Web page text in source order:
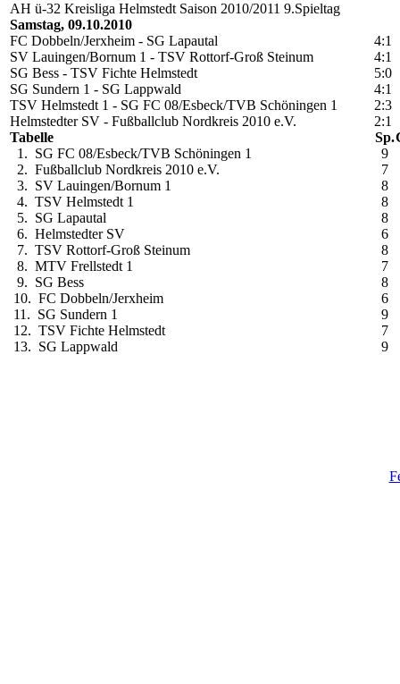
AH ü-32 Kreisliga Helmstedt Saison 2010/2011 9.Spieltag
Samstag, 09.10.2010
FC Dobbeln/Jerxheim - SG Lapautal
4:1
SV Lauingen/Bornum 1 - TSV Rottorf-Groß Steinum
4:1
SG Bess - TSV Fichte Helmstedt
5:0
SG Sundern 1 - SG Lappwald
4:1
TSV Helmstedt 1 - SG FC 08/Esbeck/TVB Schöningen 1
2:3
Helmstedter SV - Fußballclub Nordkreis 2010 e.V.
2:1
Tabelle
Sp.
1. SG FC 08/Esbeck/TVB Schöningen 1
9
2. Fußballclub Nordkreis 2010 e.V.
7
3. SV Lauingen/Bornum 1
8
4. TSV Helmstedt 1
8
5. SG Lapautal
8
6. Helmstedter SV
6
7. TSV Rottorf-Groß Steinum
8
8. MTV Frellstedt 1
7
9. SG Bess
8
10. FC Dobbeln/Jerxheim
6
11. SG Sundern 1
9
12. TSV Fichte Helmstedt
7
13. SG Lappwald
9